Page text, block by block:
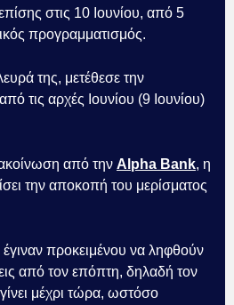
στις 10 Ιουνίου, από 5
προγραμματισμός.
της, μετέθεσε την
τις αρχές Ιουνίου (9 Ιουνίου)
από την Alpha Bank, η
την αποκοπή του μερίσματος
προκειμένου να ληφθούν
από τον επόπτη, δηλαδή τον
μέχρι τώρα, ωστόσο